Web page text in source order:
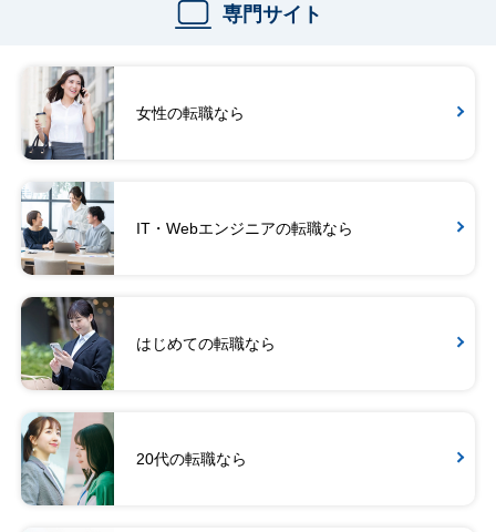
専門サイト
女性の転職なら
IT・Webエンジニアの転職なら
はじめての転職なら
20代の転職なら